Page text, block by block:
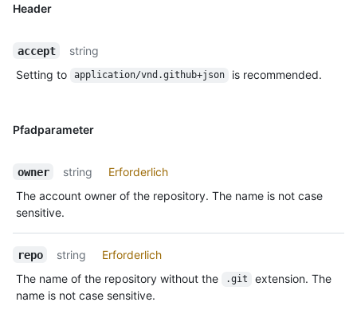
Header
accept
string
Setting to
application/vnd.github+json is recommended.
Pfadparameter
owner string
Erforderlich
The account owner of the repository. The name is not case
sensitive.
repo string
Erforderlich
The name of the repository without the
.git
extension. The
name is not case sensitive.